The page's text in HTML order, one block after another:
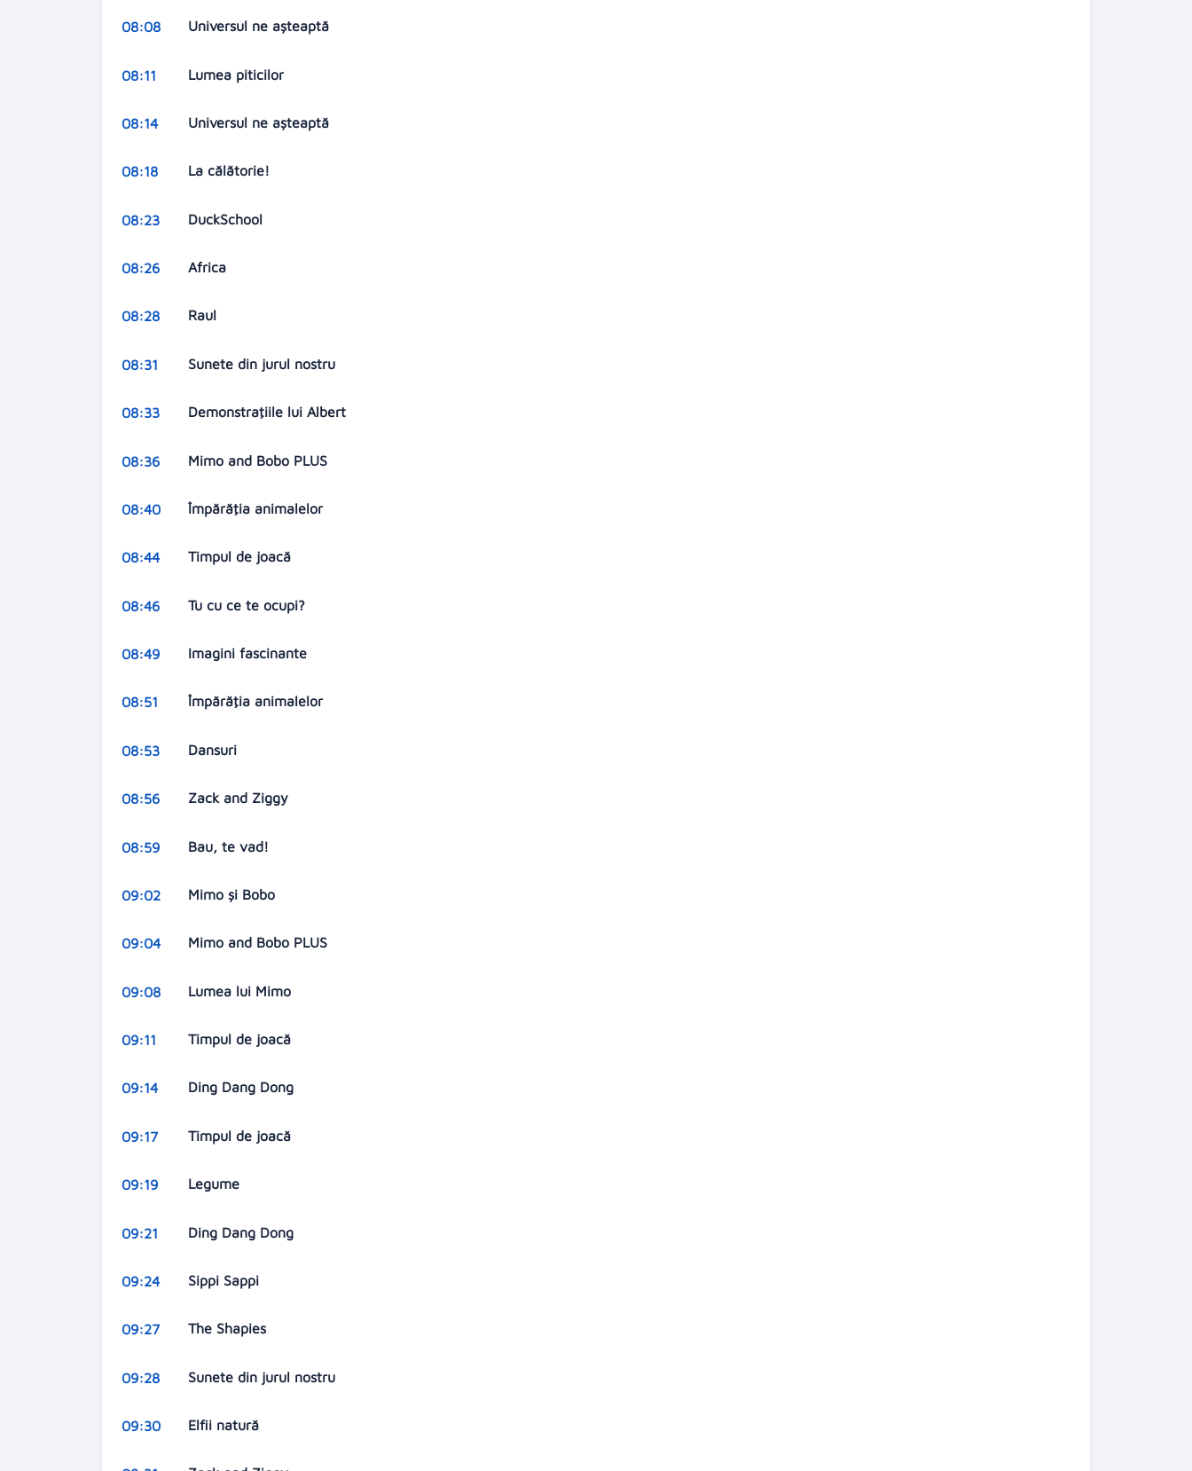
08:08 Universul ne aşteaptă
08:11 Lumea piticilor
08:14 Universul ne aşteaptă
08:18 La călătorie!
08:23 DuckSchool
08:26 Africa
08:28 Raul
08:31 Sunete din jurul nostru
08:33 Demonstraţiile lui Albert
08:36 Mimo and Bobo PLUS
08:40 Împărăţia animalelor
08:44 Timpul de joacă
08:46 Tu cu ce te ocupi?
08:49 Imagini fascinante
08:51 Împărăţia animalelor
08:53 Dansuri
08:56 Zack and Ziggy
08:59 Bau, te vad!
09:02 Mimo şi Bobo
09:04 Mimo and Bobo PLUS
09:08 Lumea lui Mimo
09:11 Timpul de joacă
09:14 Ding Dang Dong
09:17 Timpul de joacă
09:19 Legume
09:21 Ding Dang Dong
09:24 Sippi Sappi
09:27 The Shapies
09:28 Sunete din jurul nostru
09:30 Elfii natură